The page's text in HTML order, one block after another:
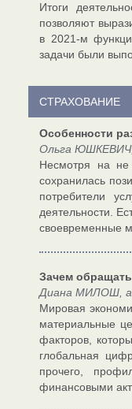
Итоги
позволяют
в 2021-м
задачи были
СТРАХОВАНИЕ
Особенности
Ольга ЮШКЕВИЧ,
Несмотря на
сохранилась
потребители
деятельности.
своевременные
Зачем
Диана МИЛОШ,
Мировая
материальные
факторов,
глобальная
прочего,
финансовыми